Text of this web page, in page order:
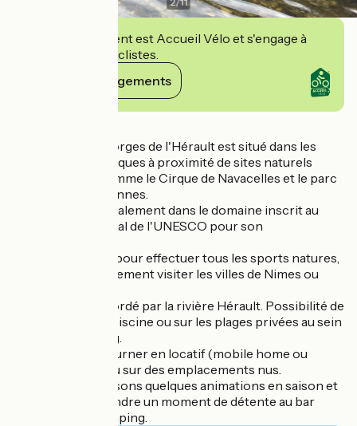
Cet établissement est Accueil Vélo et s'engage à
accueillir des cyclistes.
Voir ses engagements
Le camping les Gorges de l'Hérault est situé dans les
Cévennes touristiques à proximité de sites naturels
exceptionnels comme le Cirque de Navacelles et le parc
national des Cévennes.
Le camping est également dans le domaine inscrit au
patrimoine mondial de l'UNESCO pour son
Idéalement placé pour effectuer tous les sports natures,
vous pourrez également visiter les villes de Nimes ou
Le camping est bordé par la rivière Hérault. Possibilité de
baignade dans la piscine ou sur les plages privées au sein
même du camping.
Vous pouvez séjourner en locatif (mobile home ou
bungalow toilé) ou sur des emplacements nus.
Nous vous proposons quelques animations en saison et
vous pourrez prendre un moment de détente au bar
restaurant du camping.